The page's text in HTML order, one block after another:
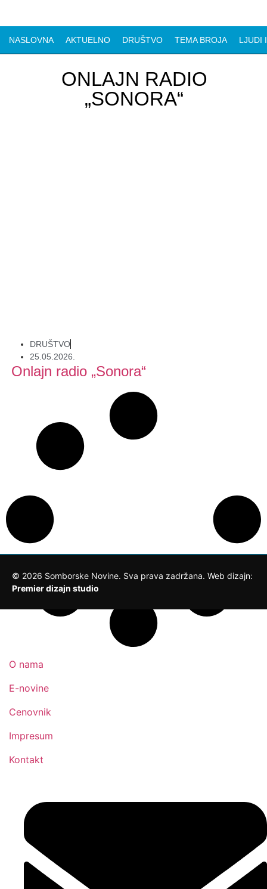
NASLOVNA AKTUELNO DRUŠTVO TEMA BROJA LJUDI
ONLAJN RADIO
„SONORA“
DRUŠTVO
25.05.2026.
Onlajn radio „Sonora“
© 2026 Somborske Novine. Sva prava zadržana. Web dizajn:
Premier dizajn studio
O nama
E-novine
Cenovnik
Impresum
Kontakt